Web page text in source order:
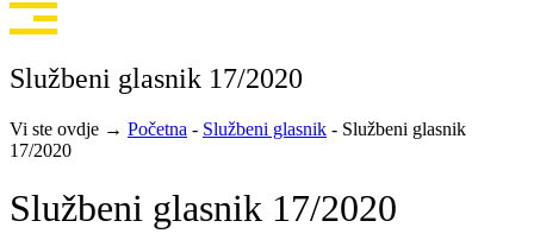
Službeni glasnik 17/2020
Vi ste ovdje → Početna - Službeni glasnik - Službeni glasnik
17/2020
Službeni glasnik 17/2020